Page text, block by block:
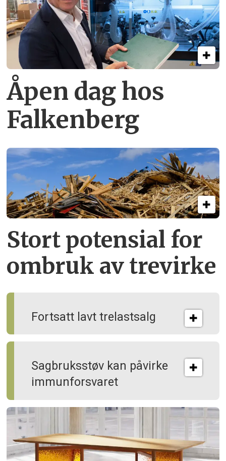
Åpen dag hos
Falkenberg
Stort potensial for
ombruk av tre­virke
Fortsatt lavt trelastsalg
Sagbruksstøv kan på­virke
immun­forsvaret